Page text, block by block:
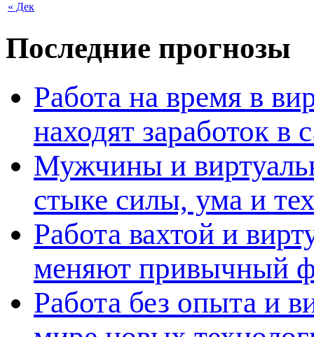
« Дек
Последние прогнозы
Работа на время в
находят заработок
Мужчины и
стыке силы, ума и
Работа вахтой и
меняют привычный
Работа без опыта и